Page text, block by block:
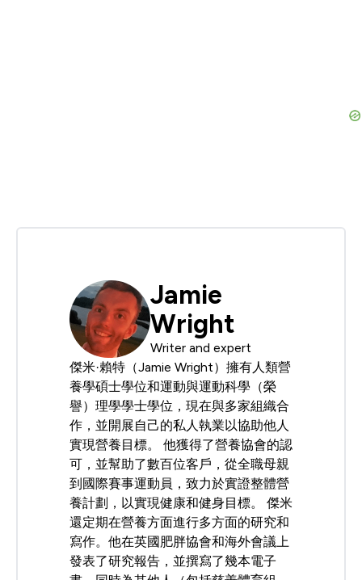
Jamie
Wright
Writer and expert
傑米·賴特（Jamie Wright）擁有人類營
養學碩士學位和運動與運動科學（榮
譽）理學學士學位，現在與多家組織合
作，並開展自己的私人執業以協助他人
實現營養目標。 他獲得了營養協會的認
可，並幫助了數百位客戶，從全職母親
到國際賽事運動員，致力於實證整體營
養計劃，以實現健康和健身目標。 傑米
還定期在營養方面進行多方面的研究和
寫作。他在英國肥胖協會和海外會議上
發表了研究報告，並撰寫了幾本電子